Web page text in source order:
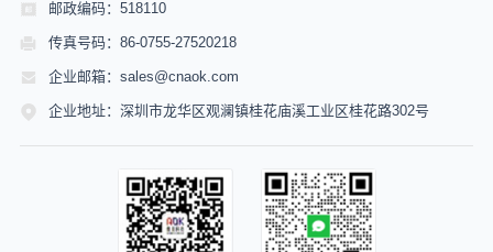
邮政编码：518110
传真号码：86-0755-27520218
企业邮箱：sales@cnaok.com
企业地址：深圳市龙华区观澜镇桂花庙溪工业区桂花路302号